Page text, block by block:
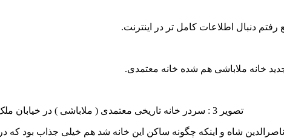
رفتم دنبال اطلاعات کامل تر در اینترنت.
خانه ملاباشی هم شده خانه معتمدی.
تصویر 3 : سردر خانه تاریخی معتمدی ( ملاباشی ) در خیابان ملک اصفهان
شاه و اینکه چگونه ساکن این خانه شد هم خیلی جذاب بود